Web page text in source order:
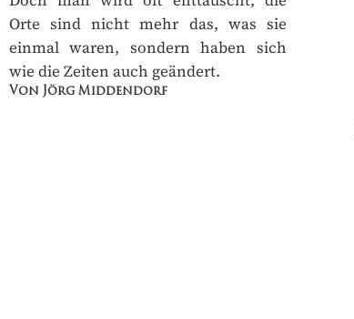
Orte sind nicht mehr das, was sie
einmal waren, sondern haben sich
wie die Zeiten auch geändert.
Von Jörg Middendorf